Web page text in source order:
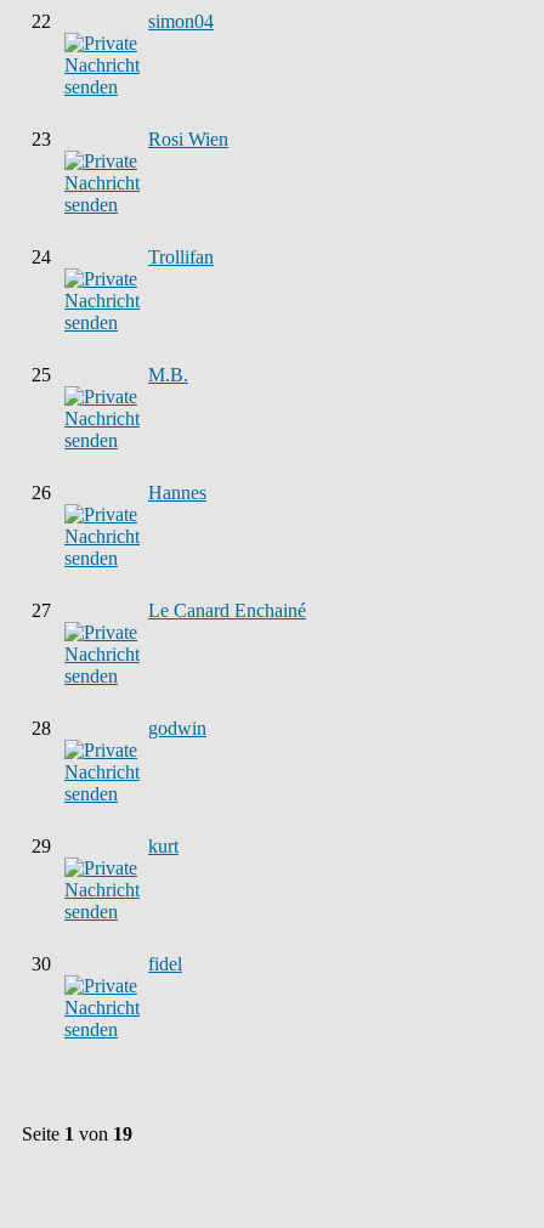
22 simon04
23 Rosi Wien
24 Trollifan
25 M.B.
26 Hannes
27 Le Canard Enchainé
28 godwin
29 kurt
30 fidel
Seite 1 von 19